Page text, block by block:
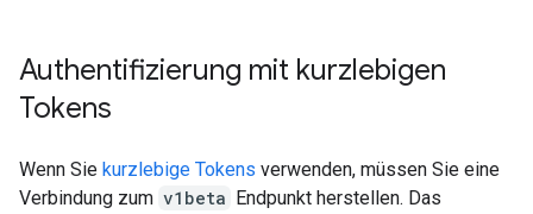
Authentifizierung mit kurzlebigen
Tokens
Wenn Sie kurzlebige Tokens verwenden, müssen Sie eine
Verbindung zum v1beta Endpunkt herstellen. Das